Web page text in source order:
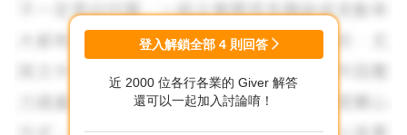
求返還薪資的合理性是有待商榷的。您可以與學校進行進一
步的溝通，或尋求法律意見。
3. **合約與學校規定**：如果您的合約與學校的聘任要點不
登入解鎖全部 4 則回答
近 2000 位各行各業的 Giver 解答
還可以一起加入討論唷！